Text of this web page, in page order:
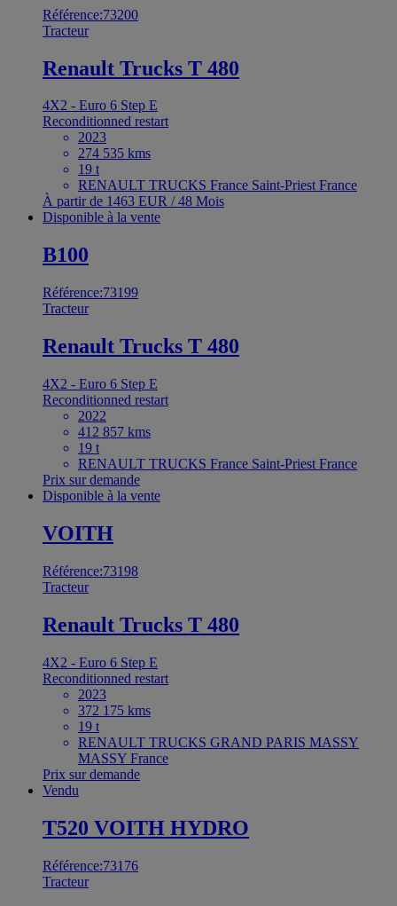
Référence:73200
Tracteur
Renault Trucks T 480
4X2 - Euro 6 Step E
Reconditionned restart
2023
274 535 kms
19 t
RENAULT TRUCKS France Saint-Priest France
À partir de 1463 EUR / 48 Mois
Disponible à la vente
B100
Référence:73199
Tracteur
Renault Trucks T 480
4X2 - Euro 6 Step E
Reconditionned restart
2022
412 857 kms
19 t
RENAULT TRUCKS France Saint-Priest France
Prix sur demande
Disponible à la vente
VOITH
Référence:73198
Tracteur
Renault Trucks T 480
4X2 - Euro 6 Step E
Reconditionned restart
2023
372 175 kms
19 t
RENAULT TRUCKS GRAND PARIS MASSY
MASSY France
Prix sur demande
Vendu
T520 VOITH HYDRO
Référence:73176
Tracteur